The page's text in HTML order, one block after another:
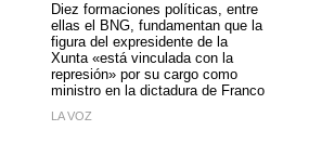
Diez formaciones políticas, entre
ellas el BNG, fundamentan que la
figura del expresidente de la
Xunta «está vinculada con la
represión» por su cargo como
ministro en la dictadura de Franco
LA VOZ